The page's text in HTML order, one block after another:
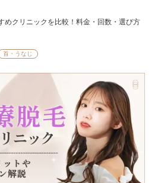
めクリニックを比較！料金・回数・選び方
首・うなじ